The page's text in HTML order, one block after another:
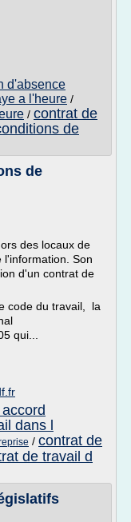
d'absence
a l'heure /
/ contrat de
de
de
des locaux de
l'information. Son
d'un contrat de
code du travail, la
qui...
dans l
/ contrat de
de travail d